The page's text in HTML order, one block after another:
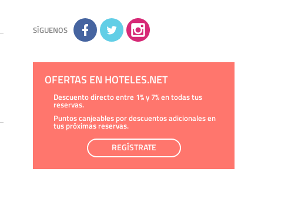
Derechos:tiene derecho a saber qué
información tenemos sobre usted, corregirla y
eliminarla, tal y como se explica en la
información adicional disponible en nuestra
la información adicional y detallada sobre cómo
SÍGUENOS
OFERTAS EN HOTELES.NET
Descuento directo entre 1% y 7% en todas tus
reservas.
Puntos canjeables por descuentos adicionales en
tus próximas reservas.
REGÍSTRATE